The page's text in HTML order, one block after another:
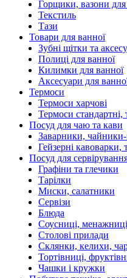
Горщики, вазони для
Текстиль
Тази
Товари для ванної
Зубні щітки та
Полиці для ванної
Килимки для ванної
Аксесуари для
Термоси
Термоси харчові
Термоси стандартні,
Посуд для чаю та кави
Заварники,
Гейзерні кавоварки,
Посуд для
Графіни та глечики
Тарілки
Миски, салатники
Сервізи
Блюда
Соусниці,
Столові прилади
Склянки, келихи,
Тортівниці,
Чашки і кружки